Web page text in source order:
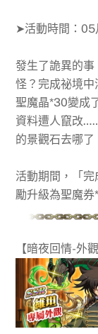
➤活動時間：05
發生了詭異的
怪？完成祕境
聖魔晶*30變成
資料遭人竄改
的景觀石去哪
活動期間，「
勵升級為聖魔
【暗夜回情-外